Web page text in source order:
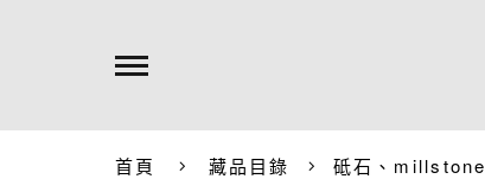
首頁 藏品目錄 砥石、millstone